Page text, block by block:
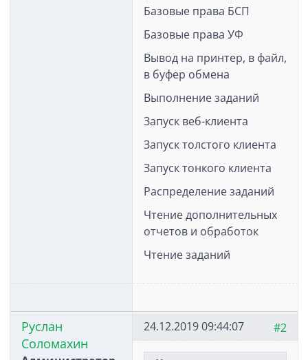
Базовые права БСП
Базовые права УФ
Вывод на принтер, в файл,
в буфер обмена
Выполнение заданий
Запуск веб-клиента
Запуск толстого клиента
Запуск тонкого клиента
Распределение заданий
Чтение дополнительных
отчетов и обработок
Чтение заданий
Руслан
Соломахин
#2
24.12.2019 09:44:07